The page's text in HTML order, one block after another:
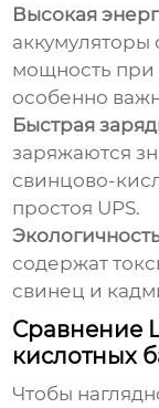
Высокая
мощность при
особенно
Быстрая
заряжаются
свинцово-
простоя UPS.
содержат
свинец и
Сравнение
кислотных
Чтобы